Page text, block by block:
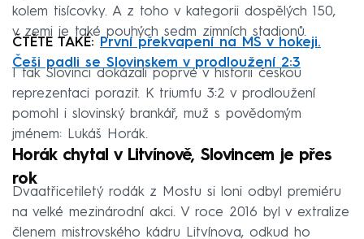
kolem tisícovky. A z toho v kategorii dospělých 150,
v zemi je také pouhých sedm zimních stadionů.
ČTĚTE TAKÉ:
První překvapení na MS v hokeji.
Češi padli se Slovinskem v prodloužení 2:3
I tak Slovinci dokázali poprvé v historii českou
reprezentaci porazit. K triumfu 3:2 v prodloužení
pomohl i slovinský brankář, muž s povědomým
jménem: Lukáš Horák.
Horák chytal v Litvínově, Slovincem je přes
rok
Dvaatřicetiletý rodák z Mostu si loni odbyl premiéru
na velké mezinárodní akci. V roce 2016 byl v extralize
členem mistrovského kádru Litvínova, odkud ho